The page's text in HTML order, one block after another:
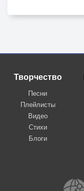
Творчество
Песни
Плейлисты
Видео
Стихи
Блоги